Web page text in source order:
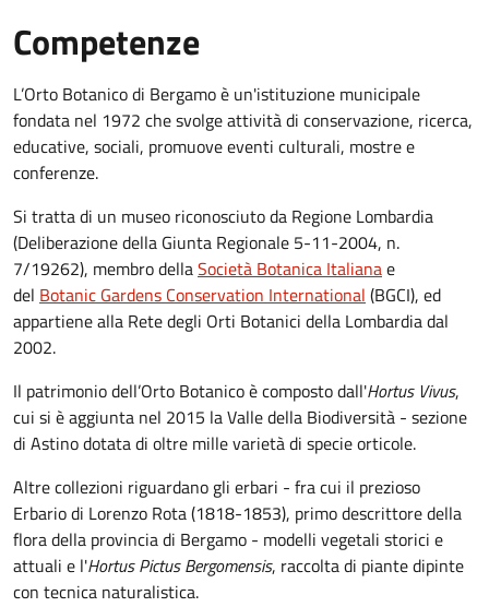
Competenze
L’Orto Botanico di Bergamo è un'istituzione municipale
fondata nel 1972 che svolge attività di conservazione, ricerca,
educative, sociali, promuove eventi culturali, mostre e
conferenze.
Si tratta di un museo riconosciuto da Regione Lombardia
(Deliberazione della Giunta Regionale 5-11-2004, n.
7/19262), membro dellaSocietà Botanica Italianae
del Botanic Gardens Conservation International (BGCI), ed
appartiene alla Rete degli Orti Botanici della Lombardia dal
2002.
Il patrimonio dell’Orto Botanico è composto dall'Hortus Vivus,
cui si è aggiunta nel 2015 la Valle della Biodiversità - sezione
di Astino dotata di oltre mille varietà di specie orticole.
Altre collezioni riguardano gli erbari - fra cui il prezioso
Erbario di Lorenzo Rota (1818-1853), primo descrittore della
flora della provincia di Bergamo - modelli vegetali storici e
attuali e l'Hortus Pictus Bergomensis, raccolta di piante dipinte
con tecnica naturalistica.